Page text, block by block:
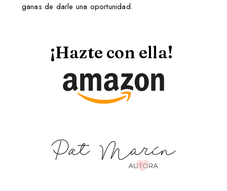
ganas de darle una oportunidad.
¡Hazte con ella!